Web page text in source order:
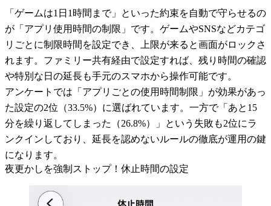
「ゲームは1日1時間まで」といった約束を自動で守らせるの
が「アプリ使用時間の制限」です。ゲームやSNSなどカテゴ
リごとに制限時間を設定でき、上限が来ると画面がロックさ
れます。ファミリー共有経由で設定すれば、残り時間の確認
や特別な日の延長も手元のスマホから操作可能です。
アンケートでは「アプリごとの使用時間制限」が効果があっ
た設定の2位（33.5%）に選ばれています。一方で「あと15
分を繰り返してしまった（26.8%）」という失敗も2位にラ
ンクインしており、延長を認めないルールの徹底が運用の鍵
になります。
夜更かしを強制ストップ！休止時間の設定